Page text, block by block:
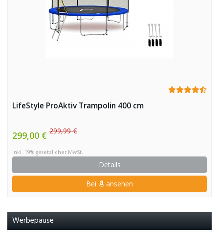
LifeStyle ProAktiv Trampolin 400 cm
299,00 € 299,99 €
inkl. 19% gesetzlicher MwSt.
Details
Bei ansehen
Werbepause